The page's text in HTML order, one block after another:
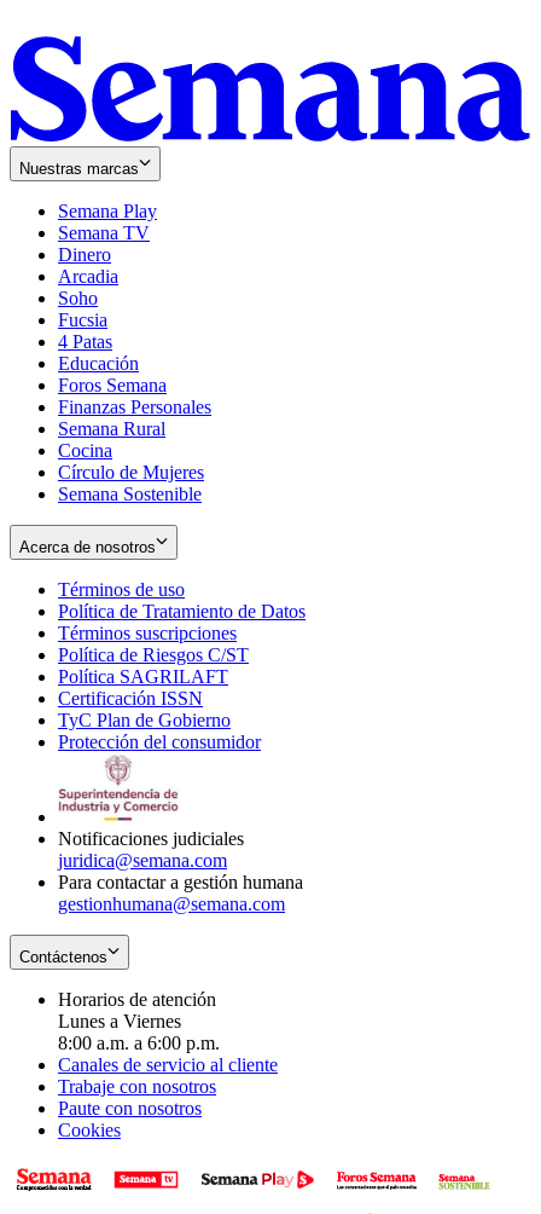
Nuestras marcas
Semana Play
Semana TV
Dinero
Arcadia
Soho
in
new
window
Fucsia
in
new
window
4 Patas
Educación
Foros Semana
Finanzas Personales
Semana Rural
Cocina
Círculo de Mujeres
Semana Sostenible
Acerca de nosotros
Términos de uso
in
new
window
Política de Tratamiento de Datos
Términos suscripciones
in
Política de Riesgos C/ST
Política SAGRILAFT
new
window
Certificación ISSN
in
new
TyC Plan de Gobierno
in
Protección del consumidorOpens
Notificaciones judiciales
juridica@semana.com
Para contactar a gestión humana
gestionhumana@semana.com
Contáctenos
Horarios de atención
Lunes a Viernes
8:00 a.m. a 6:00 p.m.
Canales de servicio al cliente
Trabaje con nosotros
Paute con nosotros
Cookies